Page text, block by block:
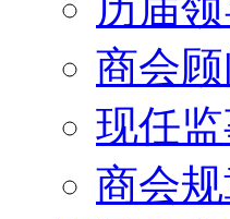
商会顾
现任
商会